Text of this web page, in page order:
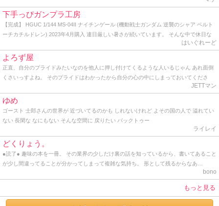
下手っぴガンプラ工房
【完成】 HGUC 1/144 MS-04II ナイチンゲール (機動戦士ガンダム 逆襲のシャア ベルト
ーチカチルドレン) 2023年4月購入 連日厳しい暑さが続いています。 そんな中で休日な
のに早起きして人気のない公園の端っこで青空塗装をしている自分は一体何者なのだろ
う？と軽くゲシュタルト崩壊を起こしながらトップコートを吹いてきました。 かくして
HG ナイチンゲールの完成です。 作り始めた時からデカいデカいと言い続けていた同キ
のはケツの部分と背中から伸びる大型のバインダーですね。 どちらにもバーニアノズル
がこれでもかと埋め尽くされ、見るからに推力オバケです。 でも、ぶっちゃけここまで
やるんならもう別に腕だの脚だの必要ないのでは？と思うわけです。 あれだけの巨体に
わざわざビームライフル握らせて撃ち合ったりビームサーベルでチャンバラさせる意味
が分からない。 そりゃあ見た目のインパクトも大事かも知れないけど、だからと言って
デカければ良い、と言うワケでもなかろうに。 そう言えばこのナイチンゲールの搭乗者
であるシャア総帥は、かつて脚がないモビルスーツを宛てがわれた時にもブツブツ文句
垂れてたし、｢モビルスーツはこうあるべき｣と言うシャア様の強い拘りが反映されて、
あのデザインになったのでしょうかね？ まぁ、アムロとの最後の死闘を繰り広げたモビ
ルスーツなので、好きにすれば？って感じです。 せっかくなので 1年前に作ったRG Hi-ν
ガンダムと絡めてアルバム用の写真に納めます。 はてさて、どこに飾ろうかな･･･。
はいぐれーど
よろず屋
正直、自分のプライドみたいなのを他人に押し付けてくるような人いるじゃん あれ面倒
くさいっすよね。 そのプライドはわかったから自分の心の中にしまっておいてくださ
い。 プライドって個人が思い持つもので、他人に共有させるもんじゃないし、他人に見
せつけるものじゃないと思うね。 最近っうか、ここ一年ぐらいプライドの塊みたいなオ
持ってるけど、勿体なくて他人には見せたことはありません。 プライドってのはとても
とても大切なものだからね。 まっ、そんな感じで久しぶりに覗いてみたら、地味にアク
ションがあったんで久しぶりに書いてみた。 ではでは。 そんな感じ。
JETTマン
ゆめ
ゴースト 士郎さんの世界が 近づいてるのかも しれないけれど よその国の人で 溢れてい
ない 長閑な なにもない そんな空間に 戻りたい バックトゥー
ライレイ
どくりょう。
●読了● 趣味の本を一冊。 その業界の少しだけ裏の話を知っているから、書いてあること
が少し間違ってることが分かってしまって複雑な気持ち。 形として残るからなあ…
bono
もっと見る